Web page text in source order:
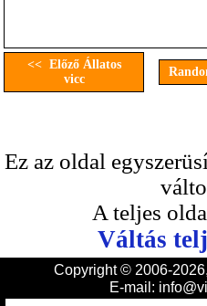
<< Előző Állatos
vicc
Ez az oldal
A teljes
Váltás
Copyright © 2006-
E-mail: